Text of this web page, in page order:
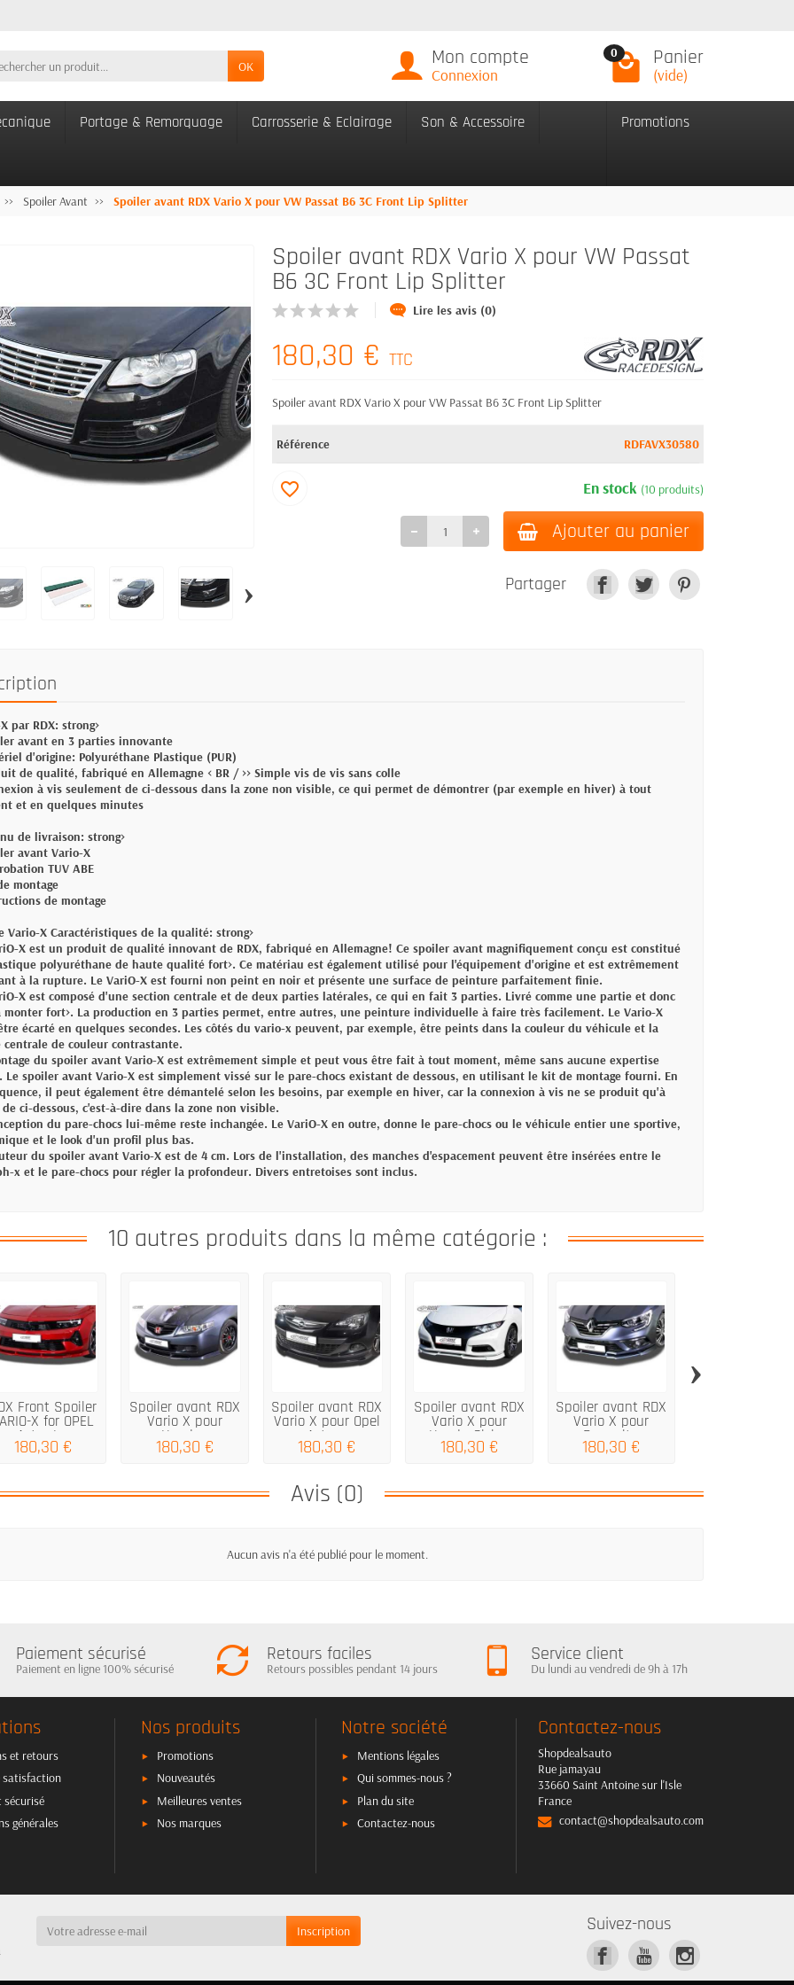
OK Mon compte
Connexion
0 Panier
(vide)
Portage & Remorquage Carrosserie & Eclairage Son & Accessoire Promotions
Spoiler Avant Spoiler avant RDX Vario X pour VW Passat B6 3C Front Lip Splitter
›
Spoiler avant RDX Vario X pour VW Passat
B6 3C Front Lip Splitter
Lire les avis (0)
180,30 € TTC
Spoiler avant RDX Vario X pour VW Passat B6 3C Front Lip Splitter
Référence RDFAVX30580
En stock (10 produits)
Ajouter au panier
favorite_border
Partager
par RDX: strong>
avant en 3 parties innovante
d'origine: Polyuréthane Plastique (PUR)
de qualité, fabriqué en Allemagne < BR / >> Simple vis de vis sans colle
à vis seulement de ci-dessous dans la zone non visible, ce qui permet de démontrer (par exemple en hiver) à tout
et en quelques minutes
de livraison: strong>
avant Vario-X
TUV ABE
montage
de montage
Vario-X Caractéristiques de la qualité: strong>
X est un produit de qualité innovant de RDX, fabriqué en Allemagne! Ce spoiler avant magnifiquement conçu est constitué
polyuréthane de haute qualité fort>. Ce matériau est également utilisé pour l'équipement d'origine et est extrêmement
à la rupture. Le VariO-X est fourni non peint en noir et présente une surface de peinture parfaitement finie.
X est composé d'une section centrale et de deux parties latérales, ce qui en fait 3 parties. Livré comme une partie et donc
monter fort>. La production en 3 parties permet, entre autres, une peinture individuelle à faire très facilement. Le Vario-X
écarté en quelques secondes. Les côtés du vario-x peuvent, par exemple, être peints dans la couleur du véhicule et la
de couleur contrastante.
du spoiler avant Vario-X est extrêmement simple et peut vous être fait à tout moment, même sans aucune expertise
Le spoiler avant Vario-X est simplement vissé sur le pare-chocs existant de dessous, en utilisant le kit de montage fourni. En
il peut également être démantelé selon les besoins, par exemple en hiver, car la connexion à vis ne se produit qu'à
ci-dessous, c'est-à-dire dans la zone non visible.
du pare-chocs lui-même reste inchangée. Le VariO-X en outre, donne le pare-chocs ou le véhicule entier une sportive,
et le look d'un profil plus bas.
du spoiler avant Vario-X est de 4 cm. Lors de l'installation, des manches d'espacement peuvent être insérées entre le
x et le pare-chocs pour régler la profondeur. Divers entretoises sont inclus.
10 autres produits dans la même catégorie :
Front Spoiler
X for OPEL
Astra L...
180,30 €
Spoiler avant RDX
Vario X pour
Honda...
180,30 €
Spoiler avant RDX
Vario X pour Opel
Astra...
180,30 €
Spoiler avant RDX
Vario X pour
Honda Civic...
180,30 €
Spoiler avant RDX
Vario X pour
Renault...
180,30 €
›
Avis (0)
Aucun avis n'a été publié pour le moment.
Paiement sécurisé
Paiement en ligne 100% sécurisé
Retours faciles
Retours possibles pendant 14 jours
Service client
Du lundi au vendredi de 9h à 17h
et retours
satisfaction
sécurisé
générales
Nos produits
Promotions
Nouveautés
Meilleures ventes
Nos marques
Notre société
Mentions légales
Qui sommes-nous ?
Plan du site
Contactez-nous
Contactez-nous
Shopdealsauto
Rue jamayau
33660 Saint Antoine sur l'Isle
France
contact@shopdealsauto.com
Suivez-nous